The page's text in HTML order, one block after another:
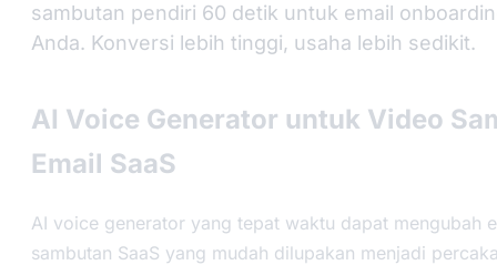
sambutan pendiri 60 detik untuk email
Anda. Konversi lebih tinggi, usaha lebih sedikit.
AI Voice Generator untuk Video
Email SaaS
AI voice generator yang tepat waktu dapat mengubah
sambutan SaaS yang mudah dilupakan menjadi